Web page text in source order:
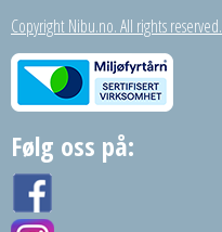
Copyright Nibu.no. All rights reserved.
Følg oss på: